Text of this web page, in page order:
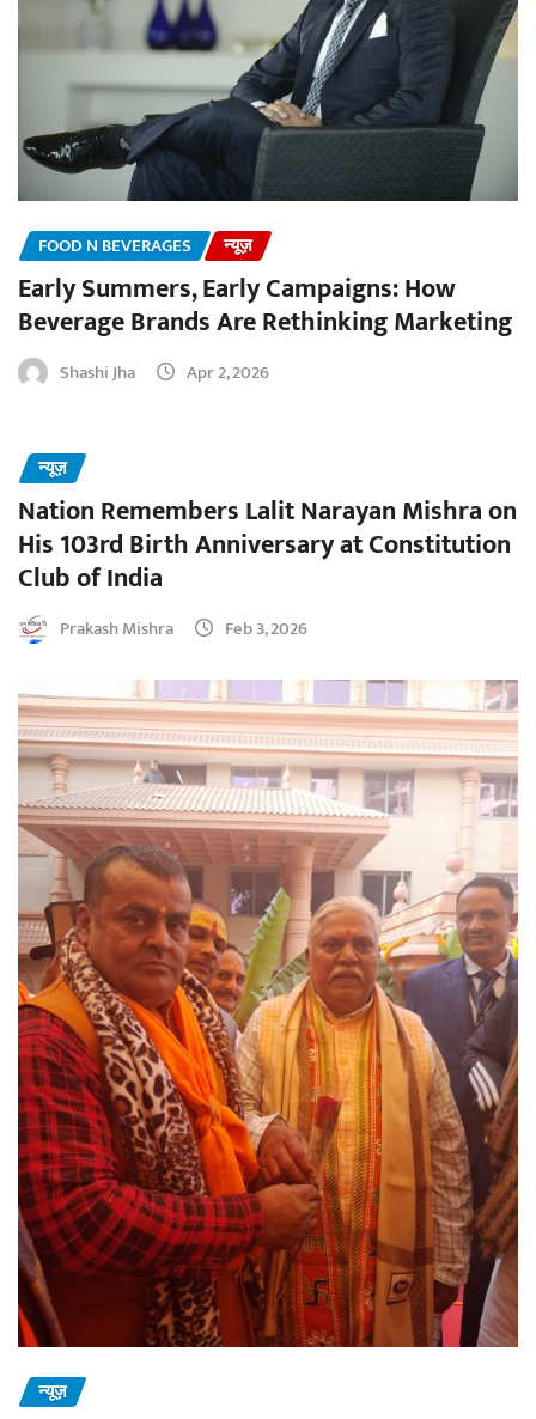
FOOD N BEVERAGES न्यूज़
Early Summers, Early Campaigns: How
Beverage Brands Are Rethinking Marketing
Shashi Jha Apr 2, 2026
न्यूज़
Nation Remembers Lalit Narayan Mishra on
His 103rd Birth Anniversary at Constitution
Club of India
Prakash Mishra Feb 3, 2026
न्यूज़